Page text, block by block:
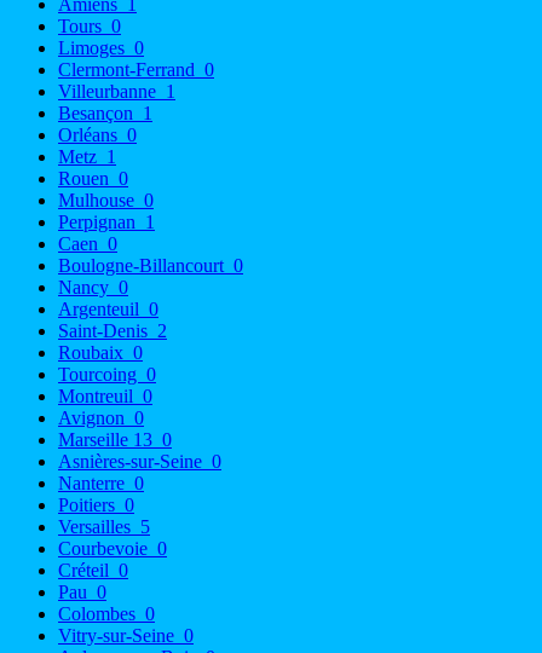
Tours 0
Limoges 0
Clermont-Ferrand 0
Villeurbanne 1
Besançon 1
Orléans 0
Metz 1
Rouen 0
Mulhouse 0
Perpignan 1
Caen 0
Boulogne-Billancourt 0
Nancy 0
Argenteuil 0
Saint-Denis 2
Roubaix 0
Tourcoing 0
Montreuil 0
Avignon 0
Marseille 13 0
Asnières-sur-Seine 0
Nanterre 0
Poitiers 0
Versailles 5
Courbevoie 0
Créteil 0
Pau 0
Colombes 0
Vitry-sur-Seine 0